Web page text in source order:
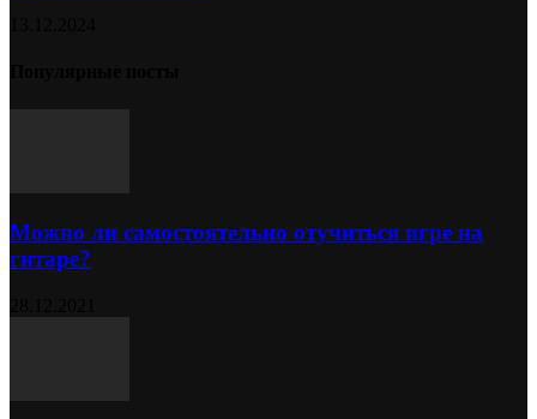
Можно ли самостоятельно отучиться игре на
гитаре?